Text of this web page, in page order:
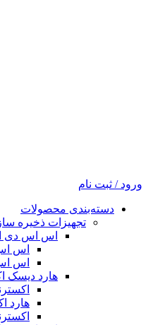
ورود / ثبت نام
دسته‌بندی محصولات
تجهیزات ذخیره
اس اس دی
اس
اس
هارد دیسک
هارد